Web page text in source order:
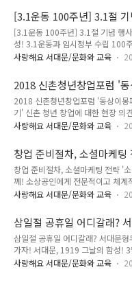
사격왕, 잡아라 두더지 ○ 스포츠마
모집합니다. 교육은 전문교육기관
△ 119사용 안내 및 심폐소생술 파
용한 응급처치 이론 교육 △ 마네
△ 자동심장충격기(AED) 이론 및
실습지도 등으로 구성되어 있습니
전 사전 예약 필수 ● 신청방법 : 서
전화 문의 ※ 문의전화 ☎ ..
[3.1운동 100주년] 3.1절
그날의 함성!
[3.1운동 100주년] 3.1절 기념 행
성! 3.1운동과 임시정부 수립 100
역사관에서는 다양한 프로그램을
100주년 맞이 행사에 참여해 그 어
있는 삼일절을 보내보시는 건 어떠
함성 '끝나지 않는 100년의 외침'
9시 ~ 오후 6시 ● 장소 : 서대문형
- 1919 그날의 함성 퍼포먼스 - 알
절 "서대문, 1919 그날의 ..
사랑해요 서대문/문화와 교육
2018 신촌청년창업포럼 '
다른 꿈 이야기'
2018 신촌청년창업포럼 '동상이
기' 신촌 청년 창업에 대한 현장 의
하고 신촌을 중심으로 한 청년 창업
럼의 주제는 "동상이몽파티 : 한 지
TONG지기와 함께 자세히 알아볼
포럼 '동상이몽 파티' ● 일 시 :
9시 ● 장 소 : 신촌 현대백화점 12
있는 누구나, 약 50명 ● 연사소개 :
촌연희도시재생팀 ☎ 02-330-
사랑해요 서대문/문화와 교육
창업 준비절차, 소셜마케팅
아카데미'와 함께!
창업 준비절차, 소셜마케팅 전략 '
께! 소상공인에게 전문적이고 체계
업자의 성공적인 창업 및 기존 창업
준비절차, 상권입지 분석, 소셜마케
한 교육이 준비되어 있습니다.
카데미 ● 모집기간 : 2018. 10.
인원 : 80명(예비창업자 및 소상
청 : 서울시 소상공인 수강신청 사
사랑해요 서대문/문화와 교육
삼일절 공휴일 어디갈래?
3.1절 기념행사 가자!
삼일절 공휴일 어디갈래? 서대문
가자! 서대문, 1919 그날의 함성!
을 맞이하여 서대문형무소역사관
사랑해요 서대문/문화와 교육